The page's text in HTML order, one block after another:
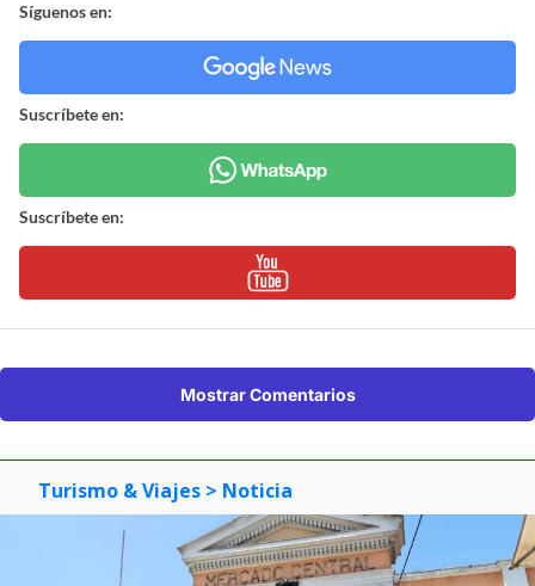
Síguenos en:
Suscríbete en:
Suscríbete en:
Mostrar Comentarios
Turismo & Viajes > Noticia